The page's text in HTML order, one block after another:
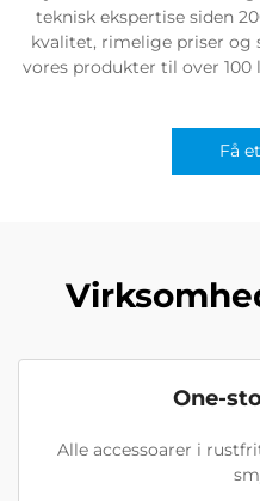
teknisk ekspertise siden
kvalitet, rimelige priser og
vores produkter til over 100
Få
One-
Alle accessoarer i